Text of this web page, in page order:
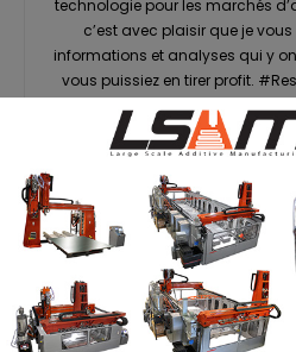
technologie pour les marchés
c’est avec plaisir que je
informations et analyses qui y
vous puissiez en tirer profit.
RELATED ARTICLES MORE
ASTM
pour les
imprimées en